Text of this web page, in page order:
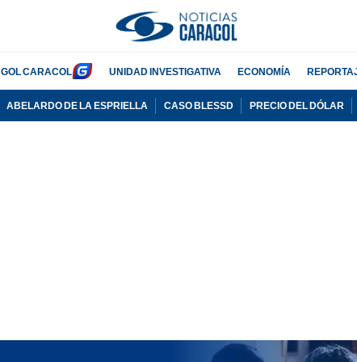
GOL CARACOL UNIDAD INVESTIGATIVA ECONOMÍA
ABELARDO DE LA ESPRIELLA CASO BLESSD PRECIO DEL DÓLAR